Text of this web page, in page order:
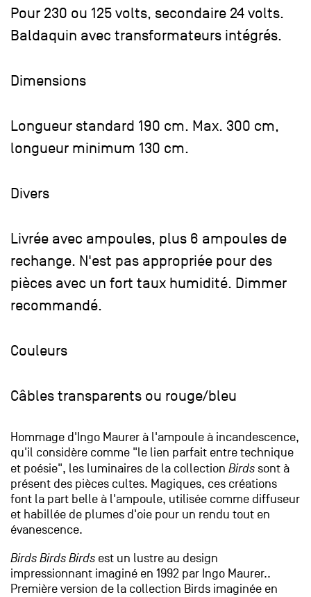
Pour 230 ou 125 volts, secondaire 24 volts.
Baldaquin avec transformateurs intégrés.
Dimensions
Longueur standard 190 cm. Max. 300 cm,
longueur minimum 130 cm.
Divers
Livrée avec ampoules, plus 6 ampoules de
rechange. N'est pas appropriée pour des
pièces avec un fort taux humidité. Dimmer
recommandé.
Couleurs
Câbles transparents ou rouge/bleu
Hommage d'Ingo Maurer à l'ampoule à incandescence,
qu'il considère comme "le lien parfait entre technique
et poésie", les luminaires de la collection Birds sont à
présent des pièces cultes. Magiques, ces créations
font la part belle à l'ampoule, utilisée comme diffuseur
et habillée de plumes d'oie pour un rendu tout en
évanescence.
Birds Birds Birds est un lustre au design
impressionnant imaginé en 1992 par Ingo Maurer..
Première version de la collection Birds imaginée en